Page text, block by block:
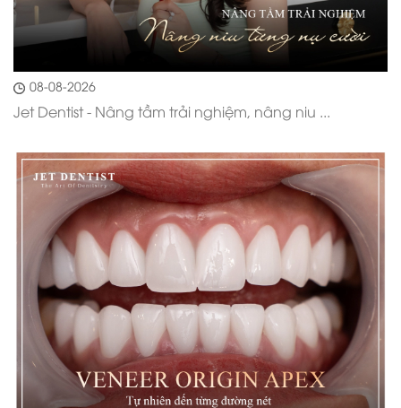
08-08-2026
Jet Dentist - Nâng tầm trải nghiệm, nâng niu ...